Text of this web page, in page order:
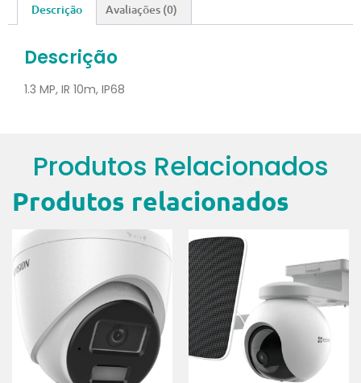
Descrição Avaliações (0)
Descrição
1.3 MP, IR 10m, IP68
Produtos Relacionados
Produtos relacionados